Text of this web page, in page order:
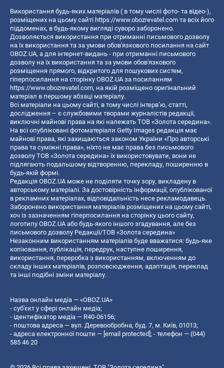
Використання будь-яких матеріалів ( в тому числі фото- та відео-),
розміщених на цьому сайті https://www.obozrevatel.com та всіх його
піддоменах, в будь-якому вигляді суворо заборонено.
Дозволяється використання при отриманні письмового дозволу
на їх використання та за умови обов'язкового посилання на сайт
OBOZ.UA, а для інтернет-видань - при отриманні письмового
дозволу на їх використання та за умови обов'язкового
розміщення прямого, відкритого для пошукових систем,
гіперпосилання на сторінку OBOZ.UA за посиланням
https://www.obozrevatel.com, на якій розміщено оригінальний
матеріал в першому абзаці матеріалу.
Всі матеріали на цьому сайті, в тому числі інтерв’ю, статті,
дослідження – є службовими творами журналістів редакції,
виключні майнові права на які належать ТОВ «Золота середина».
На всі опубліковані фотоматеріали Getty Images редакція має
майнові права, які захищаються законом України «Про авторські
права та суміжні права», ніхто не має права без письмового
дозволу ТОВ «Золота середина» їх використовувати, вони не
підлягають подальшому відтворенню, перекладу, поширенню в
будь-якій формі.
Редакція OBOZ.UA може не поділяти точку зору, викладену в
авторському матеріалі. За достовірність інформації, опублікованої
в рекламних матеріалах, відповідальність несе рекламодавець.
Заборонено використання матеріалів розміщених на цьому сайті,
хоч із зазначенням гіперпосилання на сторінку цього сайту,
логотипу OBOZ.UA або будь-якого іншого згадування, але без
письмового дозволу Редакції/ТОВ «Золота середина»
Незаконним використанням матеріалів буде вважатися: будь-яке
копiювання, публiкацiя, передрук, наступне поширення,
використання, переробка з використанням, включенням до
складу інших матеріалів, розповсюдження, адаптація, переклад
та інші подібні зміни матеріалу.
Назва онлайн медіа — «OBOZ.UA»
- суб'єкт у сфері онлайн медіа;
- ідентифікатор медіа — R40-06156;
- поштова адреса — вул. Деревообробна, буд. 7, м. Київ, 01013;
- адреса електронної пошти — [email protected] ; - телефон — (044)
585 46 20